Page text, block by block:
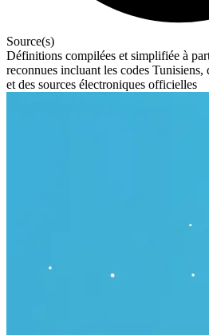
Source(s)
Définitions compilées et simplifiée à
reconnues incluant les codes
et des sources électroniques officielles